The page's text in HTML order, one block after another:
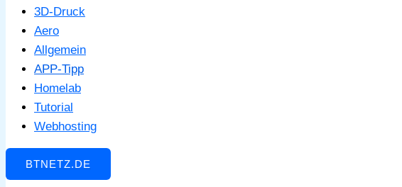
3D-Druck
Aero
Allgemein
APP-Tipp
Homelab
Tutorial
Webhosting
BTNETZ.DE